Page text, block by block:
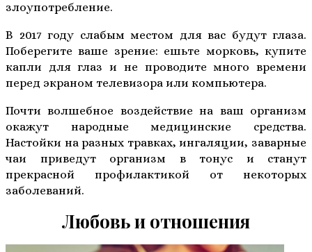
злоупотребление.
В 2017 году слабым местом для вас будут глаза.
Поберегите ваше зрение: ешьте морковь, купите
капли для глаз и не проводите много времени
перед экраном телевизора или компьютера.
Почти волшебное воздействие на ваш организм
окажут народные медицинские средства.
Настойки на разных травках, ингаляции, заварные
чаи приведут организм в тонус и станут
прекрасной профилактикой от некоторых
заболеваний.
Любовь и отношения